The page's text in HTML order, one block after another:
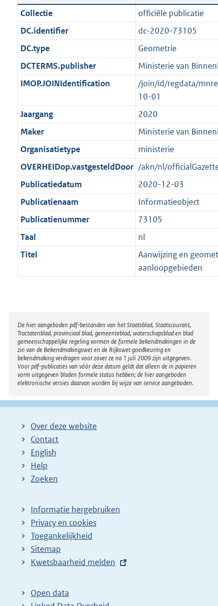
c
a
t
i
e
i
f
o
r
m
a
a
t
t
e
:
9
8
K
i
c
a
t
i
e
n
f
o
r
m
a
a
t
t
t
e
1
0
b
a
n
g
r
t
e
1
K
b
Collectie
officiële publicatie
DC.identifier
dc-2020-73105
DC.type
Geometrie
DCTERMS.publisher
Ministerie van
IMOP.JOINIdentification
/join/id/regdata/
10-01
Jaargang
2020
Maker
Ministerie van
Organisatietype
ministerie
OVERHEIDop.vastgesteldDoor /akn/nl/
Publicatiedatum
2020-12-03
Publicatienaam
Informatieobject
Publicatienummer
73105
Taal
nl
Titel
Aanwijzing en
aanloopgebieden
Disclaimer
De hier aangeboden pdf-bestanden van het Staatsblad, Staatscourant,
Tractatenblad, provinciaal blad, gemeenteblad, waterschapsblad en blad
gemeenschappelijke regeling vormen de formele bekendmakingen in de
zin van de Bekendmakingswet en de Rijkswet goedkeuring en
bekendmaking verdragen voor zover ze na 1 juli 2009 zijn uitgegeven.
Voor pdf-publicaties van vóór deze datum geldt dat alleen de in papieren
vorm uitgegeven bladen formele status hebben; de hier aangeboden
elektronische versies daarvan worden bij wijze van service aangeboden.
Over deze website
Contact
English
Help
Zoeken
Informatie hergebruiken
Privacy en cookies
Toegankelijkheid
Sitemap
E
t
e
Kwetsbaarheid melden
Open data